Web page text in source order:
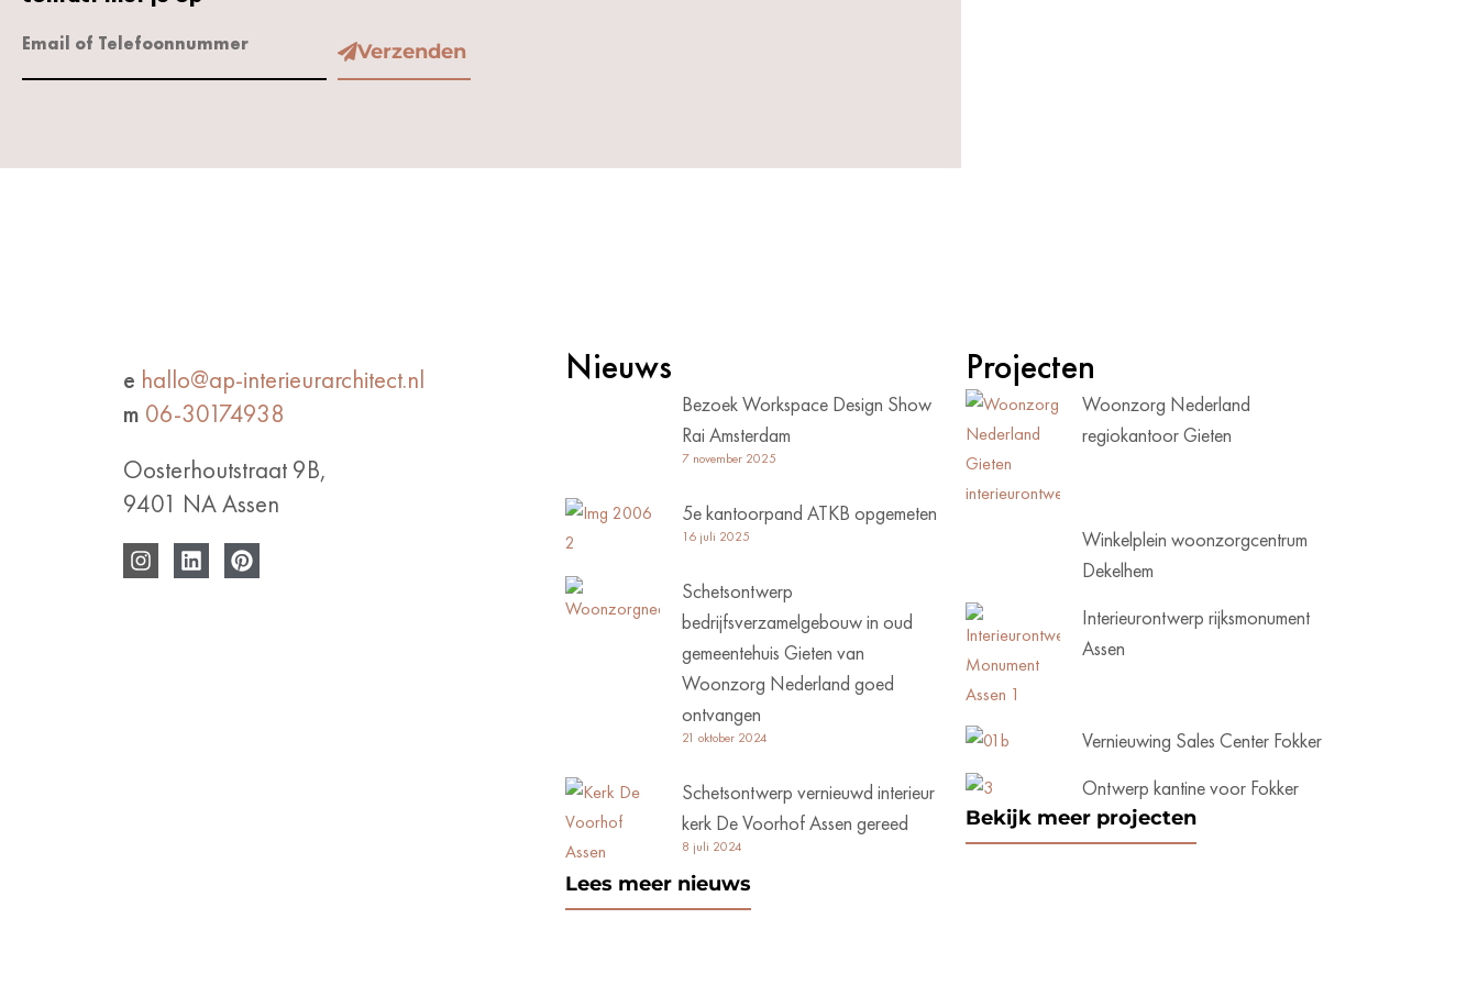
Verzenden
e hallo@ap-interieurarchitect.nl
m 06-30174938
Oosterhoutstraat 9B,
9401 NA Assen
Nieuws
Bezoek Workspace Design Show
Rai Amsterdam
7 november 2025
5e kantoorpand ATKB opgemeten
16 juli 2025
Schetsontwerp
bedrijfsverzamelgebouw in oud
gemeentehuis Gieten van
Woonzorg Nederland goed
ontvangen
21 oktober 2024
Schetsontwerp vernieuwd interieur
kerk De Voorhof Assen gereed
8 juli 2024
Lees meer nieuws
Projecten
Woonzorg Nederland
regiokantoor Gieten
Winkelplein woonzorgcentrum
Dekelhem
Interieurontwerp rijksmonument
Assen
Vernieuwing Sales Center Fokker
Ontwerp kantine voor Fokker
Bekijk meer projecten